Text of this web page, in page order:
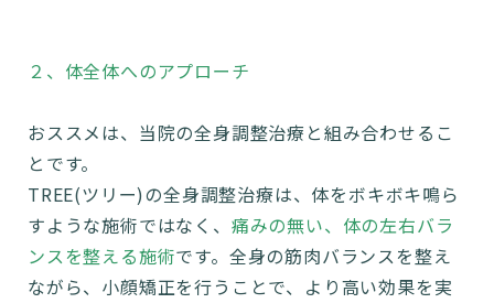
２、体全体へのアプローチ
おススメは、当院の全身調整治療と組み合わせるこ
とです。
TREE(ツリー)の全身調整治療は、体をボキボキ鳴ら
すような施術ではなく、 痛みの無い、体の左右バラ
ンスを整える施術です。全身の筋肉バランスを整え
ながら、小顔矯正を行うことで、より高い効果を実